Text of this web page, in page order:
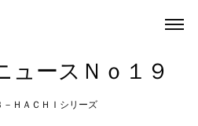
ースＮｏ１９
ＨＡＣＨＩシリーズ